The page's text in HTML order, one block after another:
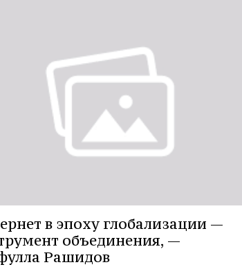
в эпоху глобализации —
объединения, —
Рашидов